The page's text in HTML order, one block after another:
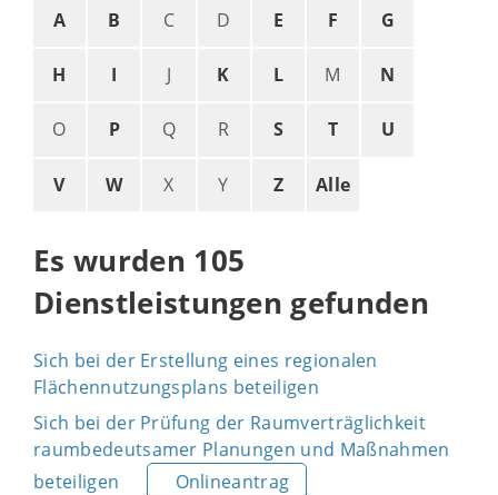
A B C D E F G
H I J K L M N
O P Q R S T U
V W X Y Z Alle
Es wurden 105
Dienstleistungen gefunden
Sich bei der Erstellung eines regionalen
Flächennutzungsplans beteiligen
Sich bei der Prüfung der Raumverträglichkeit
raumbedeutsamer Planungen und Maßnahmen
beteiligen
Onlineantrag